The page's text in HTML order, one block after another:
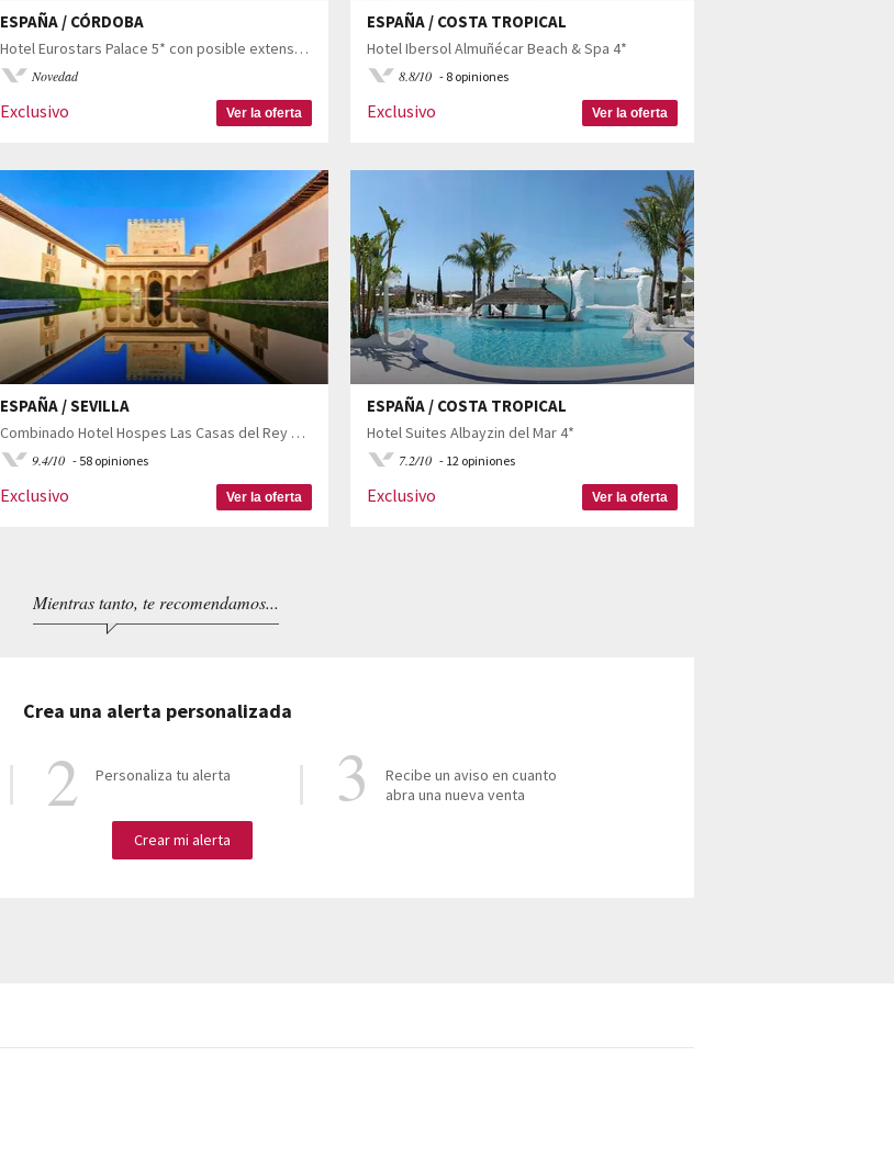
ESPAÑA / CÓRDOBA
Hotel Eurostars Palace 5* con posible extensión a Granada
Novedad
Exclusivo Ver la oferta
ESPAÑA / COSTA TROPICAL
Hotel Ibersol Almuñécar Beach & Spa 4*
8.8/10 - 8 opiniones
Exclusivo Ver la oferta
ESPAÑA / SEVILLA
Combinado Hotel Hospes Las Casas del Rey de Baeza 4*, Hotel Hospes Palacio del Bailío 5* y Hotel Hospes Palacio de los Patos 5*
9.4/10 - 58 opiniones
Exclusivo Ver la oferta
ESPAÑA / COSTA TROPICAL
Hotel Suites Albayzin del Mar 4*
7.2/10 - 12 opiniones
Exclusivo Ver la oferta
Mientras tanto, te recomendamos...
Crea una alerta personalizada
Personaliza tu alerta
Recibe un aviso en cuanto
abra una nueva venta
Crear mi alerta